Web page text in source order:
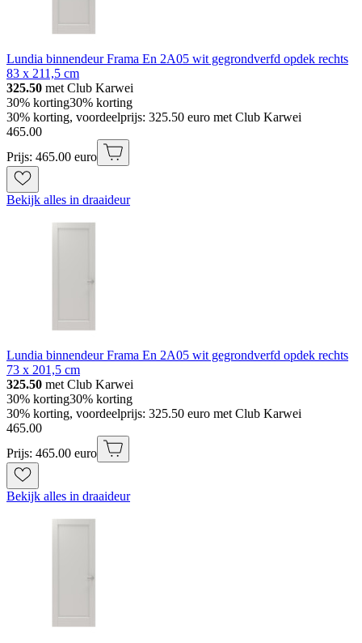
Lundia binnendeur Frama En 2A05 wit gegrondverfd opdek rechts
83 x 211,5 cm
325.50 met Club Karwei
30% korting30% korting
30% korting, voordeelprijs: 325.50 euro met Club Karwei
465.00
Prijs: 465.00 euro
Bekijk alles in draaideur
Lundia binnendeur Frama En 2A05 wit gegrondverfd opdek rechts
73 x 201,5 cm
325.50 met Club Karwei
30% korting30% korting
30% korting, voordeelprijs: 325.50 euro met Club Karwei
465.00
Prijs: 465.00 euro
Bekijk alles in draaideur